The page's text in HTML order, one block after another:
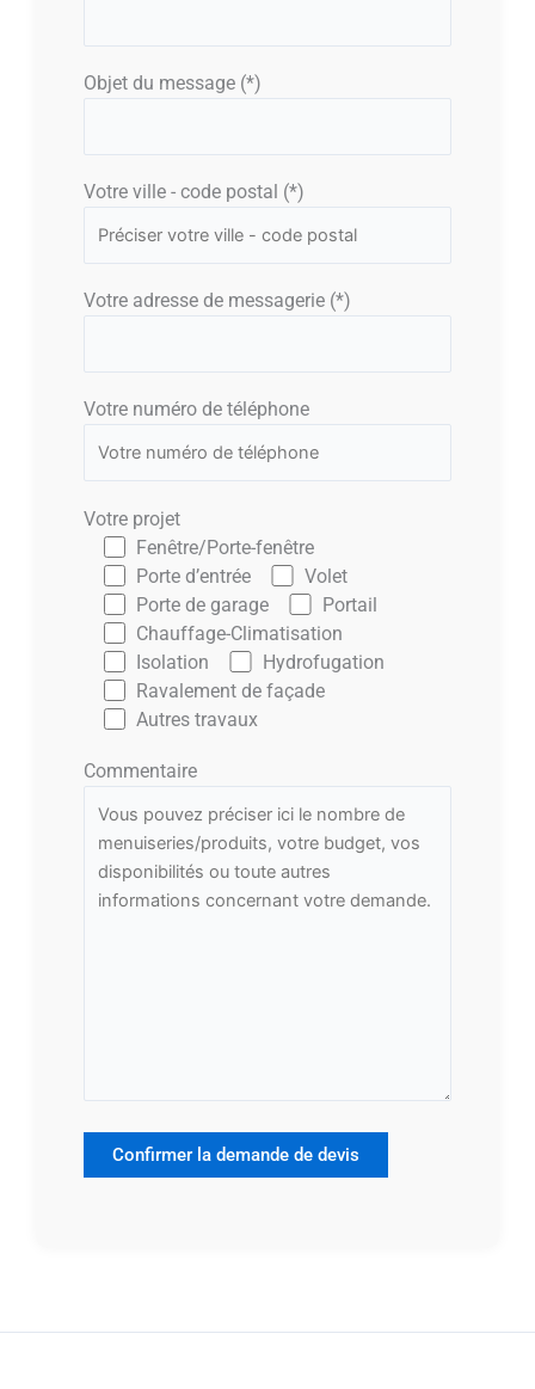
Objet du message (*)
Votre ville - code postal (*)
Votre adresse de messagerie (*)
Votre numéro de téléphone
Votre projet
Fenêtre/Porte-fenêtre
Porte d’entrée
Volet
Porte de garage
Portail
Chauffage-Climatisation
Isolation
Hydrofugation
Ravalement de façade
Autres travaux
Commentaire